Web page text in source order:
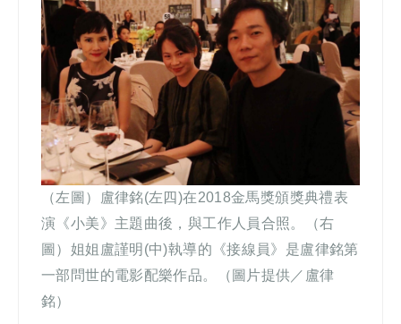
（左圖）盧律銘(左四)在2018金馬獎頒獎典禮表
演《小美》主題曲後，與工作人員合照。（右
圖）姐姐盧謹明(中)執導的《接線員》是盧律銘第
一部問世的電影配樂作品。（圖片提供／盧律
銘）